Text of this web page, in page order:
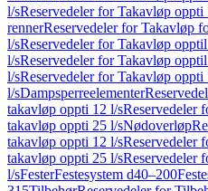
l/sReservedeler for Takavløp oppti
rennerReservedeler for Takavløp
l/sReservedeler for Takavløp
l/sReservedeler for Takavløp
l/sReservedeler for Takavløp oppti
l/sDampsperreelementer
takavløp oppti 12 l/sReservedeler
takavløp oppti 25 l/sNødoverløp
takavløp oppti 12 l/sReservedeler
takavløp oppti 25 l/sReservedeler
l/sFesterFestesystem d40–200